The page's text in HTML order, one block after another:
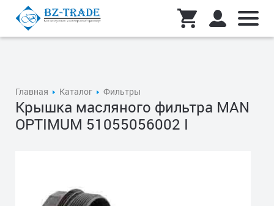
Главная Каталог Фильтры
Крышка масляного фильтра MAN
OPTIMUM 51055056002 I